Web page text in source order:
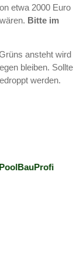
etwa 2000 Euro
Bitte im
ansteht wird
bleiben. Sollte
werden.